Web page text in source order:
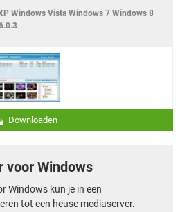
Windows Vista Windows 7 Windows 8
Downloaden
voor Windows
Windows kun je in een
tot een heuse mediaserver.